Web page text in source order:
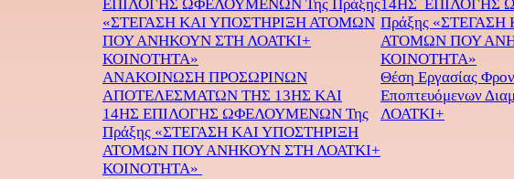
ΕΠΙΛΟΓΗΣ ΩΦΕΛΟΥΜΕΝΩΝ Της Πράξης
«ΣΤΕΓΑΣΗ ΚΑΙ ΥΠΟΣΤΗΡΙΞΗ ΑΤΟΜΩΝ
ΠΟΥ ΑΝΗΚΟΥΝ ΣΤΗ ΛΟΑΤΚΙ+
ΚΟΙΝΟΤΗΤΑ»
14ΗΣ ΕΠΙΛΟΓΗΣ
Πράξης
ΑΤΟΜΩΝ ΠΟΥ
ΚΟΙΝΟΤΗΤΑ»
ΑΝΑΚΟΙΝΩΣΗ ΠΡΟΣΩΡΙΝΩΝ
ΑΠΟΤΕΛΕΣΜΑΤΩΝ ΤΗΣ 13ΗΣ ΚΑΙ
14ΗΣ ΕΠΙΛΟΓΗΣ ΩΦΕΛΟΥΜΕΝΩΝ Της
Πράξης «ΣΤΕΓΑΣΗ ΚΑΙ ΥΠΟΣΤΗΡΙΞΗ
ΑΤΟΜΩΝ ΠΟΥ ΑΝΗΚΟΥΝ ΣΤΗ ΛΟΑΤΚΙ+
ΚΟΙΝΟΤΗΤΑ»
Θέση Εργασίας
Εποπτευόμενων
ΛΟΑΤΚΙ+